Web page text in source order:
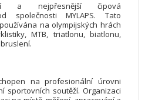
a nejpřesnější čipová
společnosti MYLAPS. Tato
na olympijských hrách
MTB, triatlonu, biatlonu,
na profesionální úrovni
sportovních soutěží. Organizaci